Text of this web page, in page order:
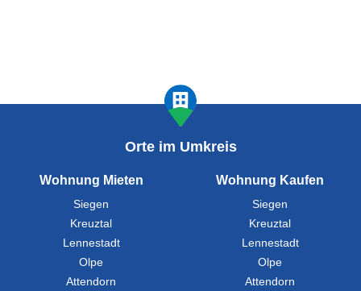
Orte im Umkreis
Wohnung Mieten
Siegen
Kreuztal
Lennestadt
Olpe
Attendorn
Wohnung Kaufen
Siegen
Kreuztal
Lennestadt
Olpe
Attendorn